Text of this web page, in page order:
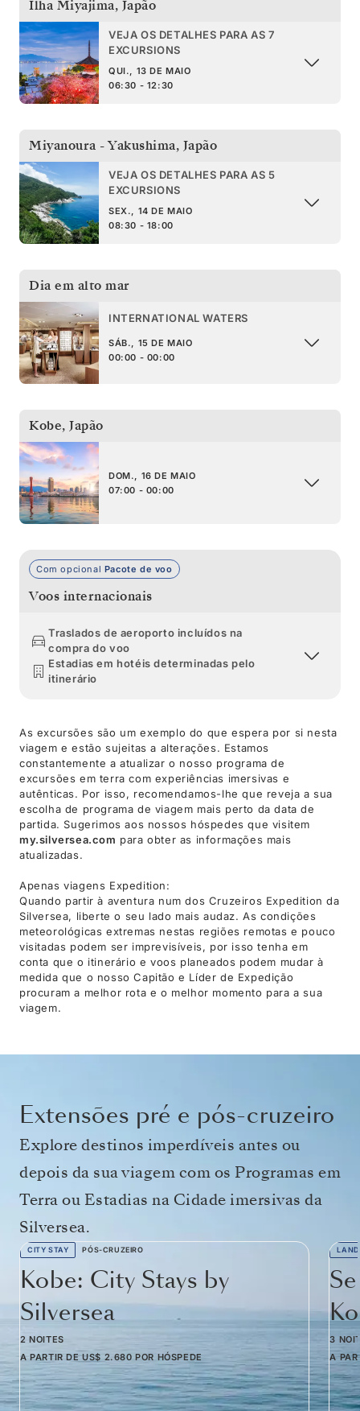
Ilha Miyajima, Japão
VEJA OS DETALHES PARA AS 7
EXCURSIONS
QUI., 13 DE MAIO
06:30 - 12:30
Miyanoura - Yakushima, Japão
VEJA OS DETALHES PARA AS 5
EXCURSIONS
SEX., 14 DE MAIO
08:30 - 18:00
Dia em alto mar
INTERNATIONAL WATERS
SÁB., 15 DE MAIO
00:00 - 00:00
Kobe, Japão
DOM., 16 DE MAIO
07:00 - 00:00
Com opcional Pacote de voo
Voos internacionais
Traslados de aeroporto incluídos na
compra do voo
Estadias em hotéis determinadas pelo
itinerário
As excursões são um exemplo do que espera por si nesta
viagem e estão sujeitas a alterações. Estamos
constantemente a atualizar o nosso programa de
excursões em terra com experiências imersivas e
autênticas. Por isso, recomendamos-lhe que reveja a sua
escolha de programa de viagem mais perto da data de
partida. Sugerimos aos nossos hóspedes que visitem
my.silversea.com para obter as informações mais
atualizadas.
Apenas viagens Expedition:
Quando partir à aventura num dos Cruzeiros Expedition da
Silversea, liberte o seu lado mais audaz. As condições
meteorológicas extremas nestas regiões remotas e pouco
visitadas podem ser imprevisíveis, por isso tenha em
conta que o itinerário e voos planeados podem mudar à
medida que o nosso Capitão e Líder de Expedição
procuram a melhor rota e o melhor momento para a sua
viagem.
Extensões pré e pós-cruzeiro
Explore destinos imperdíveis antes ou
depois da sua viagem com os Programas em
Terra ou Estadias na Cidade imersivas da
Silversea.
CITY STAY PÓS-CRUZEIRO
Kobe: City Stays by
Silversea
2 NOITES
A PARTIR DE US$ 2.680 POR HÓSPEDE
3
A